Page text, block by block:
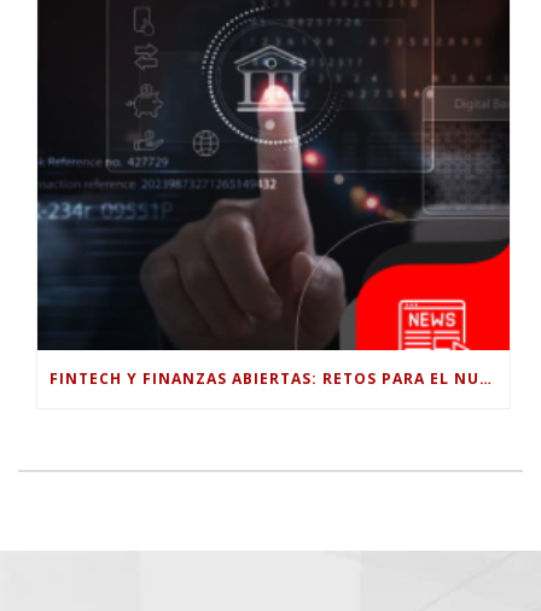
FINTECH Y FINANZAS ABIERTAS: RETOS PARA EL NUEVO GOBIERNO COLOMBIANO